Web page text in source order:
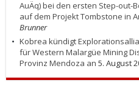
AuÄq) bei den ersten Step-out-
auf dem Projekt Tombstone in
Brunner
Kobrea kündigt
für Western Malargüe Mining
Provinz Mendoza an 5. August